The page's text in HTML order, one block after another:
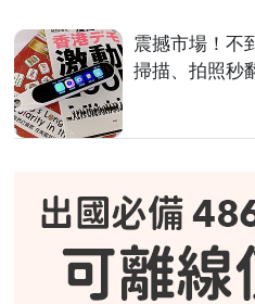
震撼市場！不
掃描、拍照秒